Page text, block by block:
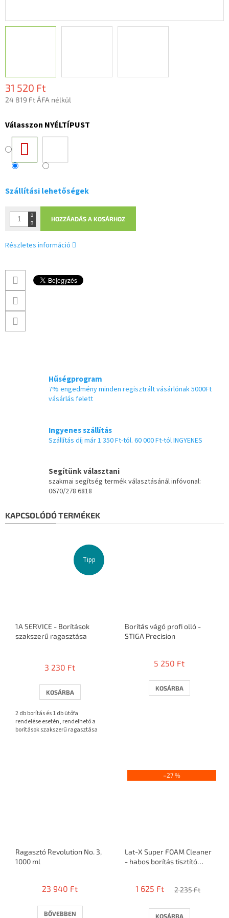
31 520 Ft
24 819 Ft ÁFA nélkül
Válasszon NYÉLTÍPUST
Szállítási lehetőségek
HOZZÁADÁS A KOSÁRHOZ
Részletes információ
Hűségprogram
7% engedmény minden regisztrált vásárlónak 5000Ft
vásárlás felett
Ingyenes szállítás
Szállítás díj már 1 350 Ft-tól. 60 000 Ft-tól INGYENES
Segítünk választani
szakmai segítség termék választásánál infóvonal:
0670/278 6818
KAPCSOLÓDÓ TERMÉKEK
Tipp
1A SERVICE - Borítások
szakszerű ragasztása
átlagos
5-
ből
csillag.
3 230 Ft
KOSÁRBA
2 db borítás és 1 db ütőfa
rendelése esetén, rendelhető a
borítások szakszerű ragasztása
Borítás vágó profi olló -
STIGA Precision
5 250 Ft
KOSÁRBA
Ragasztó Revolution No. 3,
1000 ml
23 940 Ft
BŐVEBBEN
–27 %
Lat-X Super FOAM Cleaner
- habos borítás tisztító
1 625 Ft 2 235 Ft
KOSÁRBA